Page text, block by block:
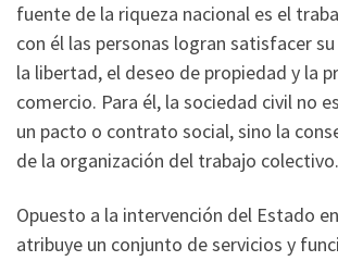
fuente de la riqueza nacional es el
con él las personas logran satisfacer
la libertad, el deseo de propiedad y la
comercio. Para él, la sociedad civil no
un pacto o contrato social, sino la
de la organización del trabajo colectivo.
Opuesto a la intervención del Estado
atribuye un conjunto de servicios y